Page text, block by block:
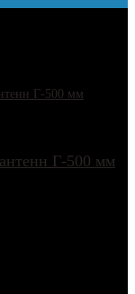
Г-500 мм